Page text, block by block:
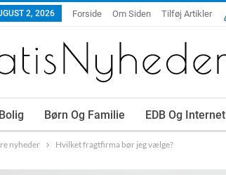
2, 2026 Forside Om Siden Tilføj Artikler
Bolig Børn Og Familie EDB Og Internet
nyheder Hvilket fragtfirma bør jeg vælge?